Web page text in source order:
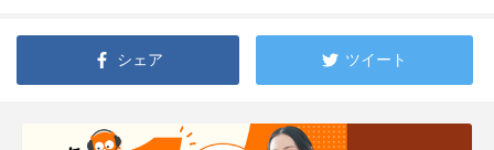
シェア ツイート